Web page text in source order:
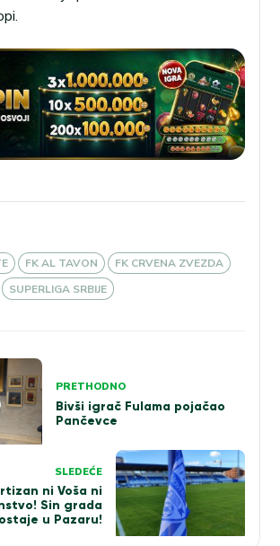
FK AL TAVON
FK CRVENA ZVEZDA
SUPERLIGA SRBIJE
PRETHODNO
Bivši igrač Fulama pojačao
Pančevce
SLEDEĆE
ni Voša ni
Sin grada
ostaje u Pazaru!